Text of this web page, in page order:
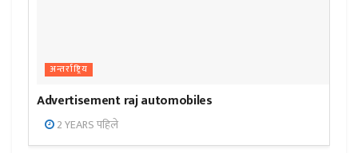
अन्तर्राष्ट्रिय
Advertisement raj automobiles
2 YEARS पहिले